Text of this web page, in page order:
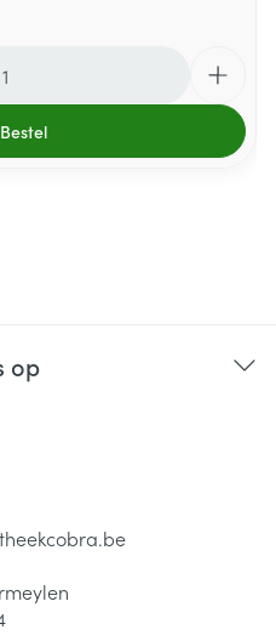
Bestel
op